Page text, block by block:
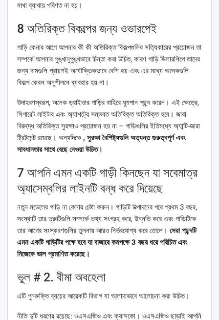
মাথা ব্যাথায় পরিণত না হয়।
8 অতিরিক্ত বিকল্পের জন্য ওভারপেই
গাড়ি কেনার আগে আপনার কী কী অতিরিক্ত বিকল্পগুলির সত্যিকারের প্রয়োজন তা
সম্পর্কে আপনার পুঙ্খানুপুঙ্খভাবে চিন্তা করা উচিত, কারণ গাড়ি ডিলারশিপে তাদের
জন্য দামগুলি প্রায়শই অযৌক্তিকভাবে বেশি হয় এবং এর মধ্যে অনেকগুলি
বিকল্প কেবল অনুশীলনে ব্যবহার হয় না।
উদাহরণস্বরূপ, অনেক ড্রাইভার গাড়ির বাহিরে ধূমপান পছন্দ করেন। এই ক্ষেত্রে,
সিগারেট লাইটার এবং অ্যাশট্রে সম্ভবত অতিরিক্ত অতিরিক্ত হবে। জারা
বিরুদ্ধে অতিরিক্ত সুরক্ষাও প্রয়োজন হয় না – গাড়িগুলির ইতিমধ্যে অ্যান্টি-জারা
ট্রিটমেন্ট রয়েছে। অন্যদিকে , সুরক্ষা বৈশিষ্ট্যগুলি অত্যন্ত গুরুত্বপূর্ণ এবং
সাবধানতার সাথে বেছে নেওয়া উচিত।
7 আপনি এমন একটি গাড়ী কিনছেন যা সবেমাত্র
অ্যাসেম্বলির লাইনটি বন্ধ করে দিয়েছে
নতুন মডেলের গাড়ি না কেনার চেষ্টা করুন। গাড়িটি উত্পাদনের পরে প্রথম 3 বছর,
সংস্থাটি তার ত্রুটিগুলি সম্পর্কে তথ্য সংগ্রহ করে, উন্নতি করে এবং গাড়িটিকে
তার আগের সংস্করণগুলির তুলনায় আরও নির্ভরযোগ্য করে তোলে। সেরা পছন্দটি
এমন একটি গাড়িটির পক্ষে হবে যা বাজারে কমপক্ষে 3 বছর ধরে পরিচিত এবং
নিজেকে ভাল প্রমাণিত করেছে।
ভুল # 2. বীমা অবহেলা
এটি পুনরুক্তি ব্যয়ের আরেকটি বিভাগ যা আলাদাভাবে আলোচনা করা উচিত।
নীতি দুটি ধরণের রয়েছে: ওএসএজিও এবং ক্যাসকো। ওএসএজিও ছাড়াই আপনি